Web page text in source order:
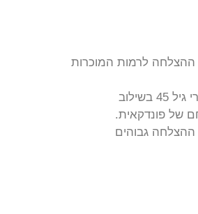
ההצלחה לרמות המוכרות
פונדקאות: לעיתים, לא רק איכות הביציות היא האתגר, אלא גם היכולת של הגוף לשאת היריון בבטחה בגיל מאוחר. טיפולי פוריות אחרי גיל 45 בשילוב
של פונדקאית.
ההצלחה גבוהים